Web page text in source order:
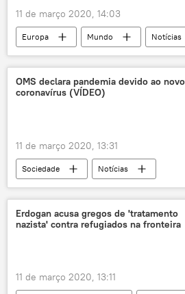
11 de março 2020, 14:03
Europa Mundo
Notícias
novo coronavírus
pandemia
doença
Alemanha
OMS declara pandemia devido ao novo
coronavírus (VÍDEO)
11 de março 2020, 13:31
Sociedade
Notícias
novo coronavírus
OMS
Erdogan acusa gregos de 'tratamento
nazista' contra refugiados na fronteira
11 de março 2020, 13:11